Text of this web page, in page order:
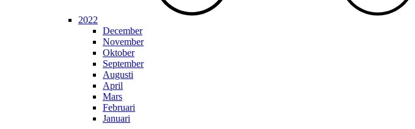
2022
December
November
Oktober
September
Augusti
April
Mars
Februari
Januari